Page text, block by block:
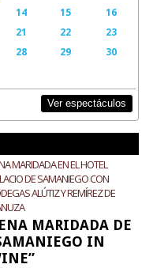
14 15
16
21 22
23
28 29
30
Ver espectáculos
MARIDADA EN EL HOTEL
DE SAMANIEGO CON
ALÚTIZ Y REMÍREZ DE
MARIDADA DE
IN